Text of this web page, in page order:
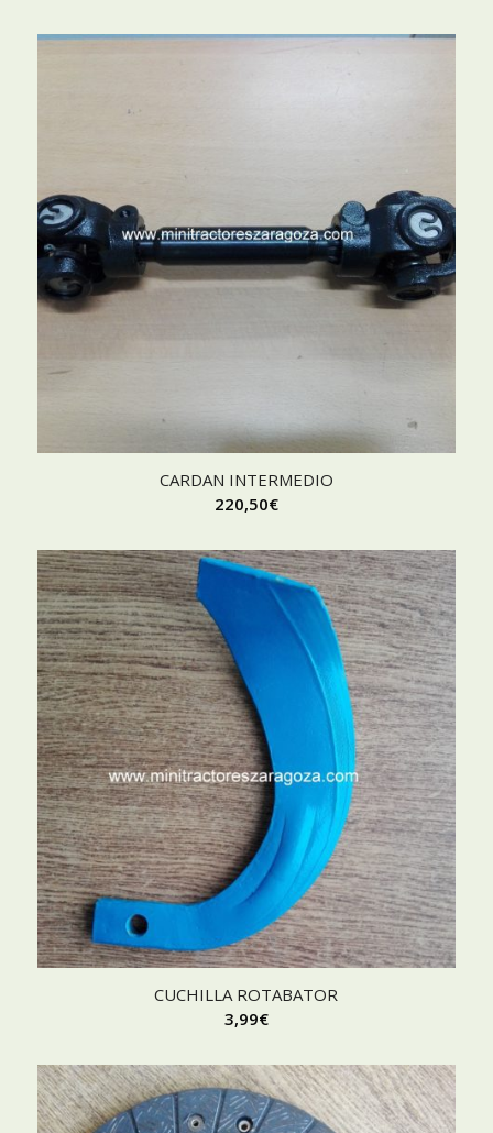
CARDAN INTERMEDIO
220,50€
CUCHILLA ROTABATOR
3,99€